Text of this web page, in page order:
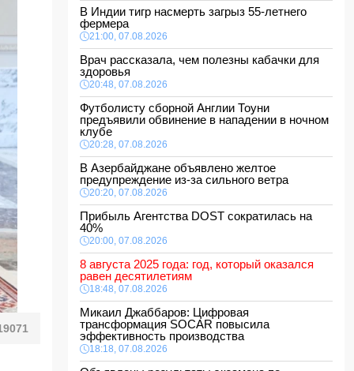
В Индии тигр насмерть загрыз 55-летнего
фермера
21:00, 07.08.2026
Врач рассказала, чем полезны кабачки для
здоровья
20:48, 07.08.2026
Футболисту сборной Англии Тоуни
предъявили обвинение в нападении в ночном
клубе
20:28, 07.08.2026
В Азербайджане объявлено желтое
предупреждение из-за сильного ветра
20:20, 07.08.2026
Прибыль Агентства DOST сократилась на
40%
20:00, 07.08.2026
8 августа 2025 года: год, который оказался
равен десятилетиям
18:48, 07.08.2026
Микаил Джаббаров: Цифровая
трансформация SOCAR повысила
эффективность производства
18:18, 07.08.2026